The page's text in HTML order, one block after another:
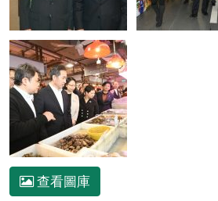
查看圖庫